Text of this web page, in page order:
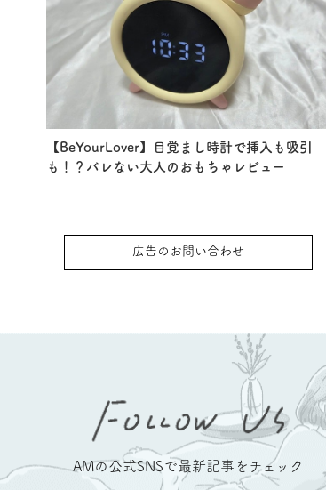
【BeYourLover】目覚まし時計で挿入も吸引
も！？バレない大人のおもちゃレビュー
広告のお問い合わせ
AMの公式SNSで最新記事をチェック